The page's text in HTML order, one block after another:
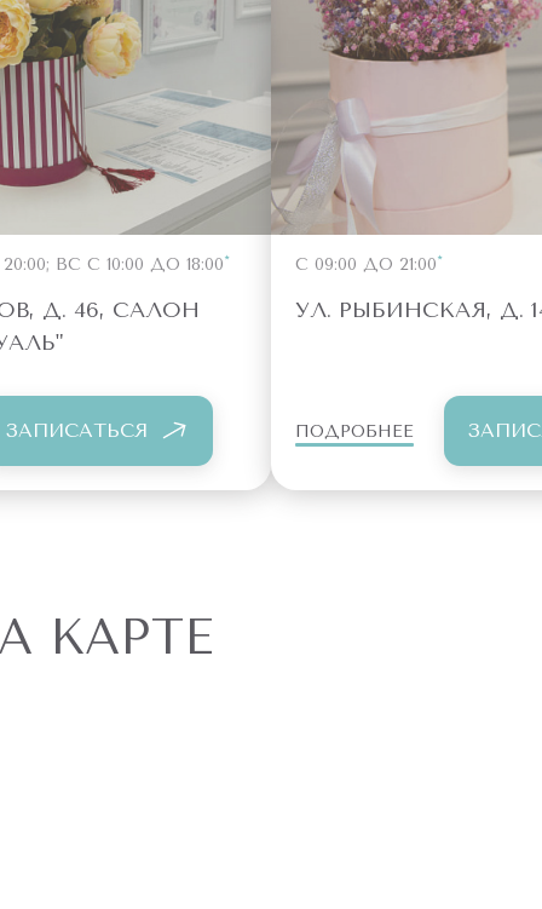
ВС С 10:00 ДО 18:00
Д. 46, САЛОН
ЗАПИСАТЬСЯ
С 09:00 ДО 21:00
УЛ. РЫБИНСКАЯ, Д.
ПОДРОБНЕЕ
КАРТЕ